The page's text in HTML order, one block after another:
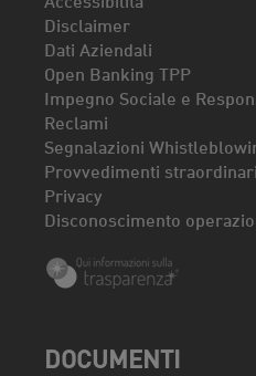
Disclaimer
Dati Aziendali
Open Banking TPP
Impegno Sociale e
Reclami
Segnalazioni
Provvedimenti straordinari
Privacy
Disconoscimento
DOCUMENTI